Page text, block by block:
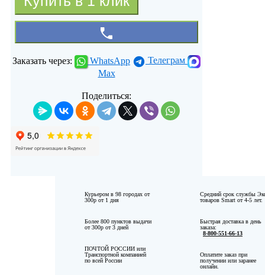
Заказать через: WhatsApp
Телеграм
Max
Поделиться:
Средний срок службы
товаров Smart от 4-5 лет.
Быстрая доставка в день
заказа:
8-800-551-66-13
Оплатите заказ при
получении или заранее
онлайн.
Курьером в 98 городах от
300р от 1 дня
Более 800 пунктов выдачи
от300р от3 дней
ПОЧТОЙ РОССИИ или
Транспортной компанией
по всей России